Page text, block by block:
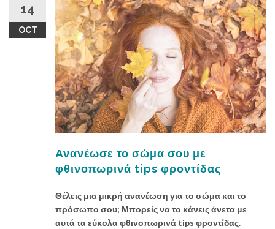
ά
t
i
s
ο
μ
ο
ρ
φ
ά
ς
α
ν
14
OCT
Ανανέωσε το σώμα σου με
φθινοπωρινά tips φροντίδας
Θέλεις μια μικρή ανανέωση για το σώμα και το
πρόσωπο σου; Μπορείς να το κάνεις άνετα με
αυτά τα εύκολα φθινοπωρινά tips φροντίδας.